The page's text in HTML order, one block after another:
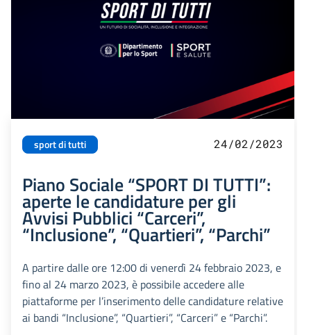
sport di tutti 24/02/2023
Piano Sociale “SPORT DI TUTTI”:
aperte le candidature per gli
Avvisi Pubblici “Carceri”,
“Inclusione”, “Quartieri”, “Parchi”
A partire dalle ore 12:00 di venerdì 24 febbraio 2023, e
fino al 24 marzo 2023, è possibile accedere alle
piattaforme per l’inserimento delle candidature relative
ai bandi “Inclusione”, “Quartieri”, “Carceri” e “Parchi”.